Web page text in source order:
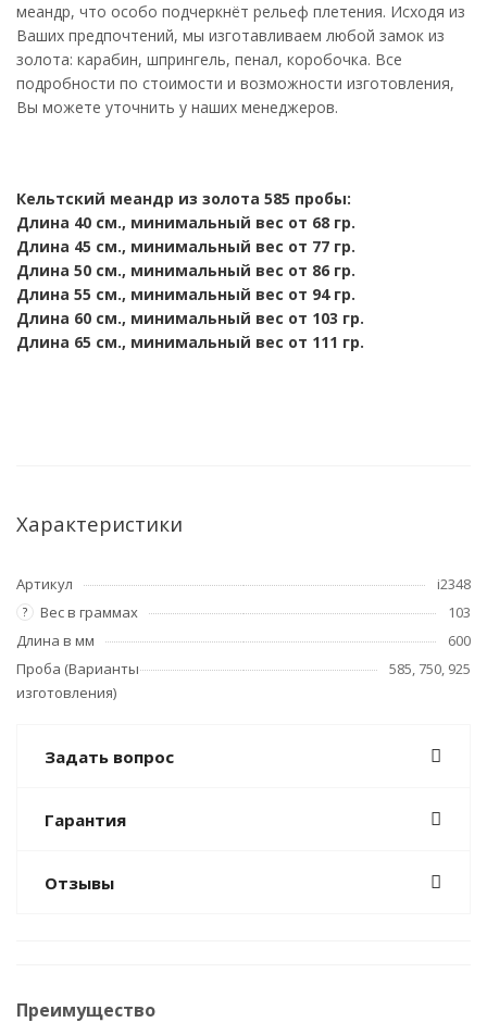
меандр, что особо подчеркнёт рельеф плетения. Исходя из
Ваших предпочтений, мы изготавливаем любой замок из
золота: карабин, шпрингель, пенал, коробочка. Все
подробности по стоимости и возможности изготовления,
Вы можете уточнить у наших менеджеров.
Кельтский меандр из золота 585 пробы:
Длина 40 см., минимальный вес от 68 гр.
Длина 45 см., минимальный вес от 77 гр.
Длина 50 см., минимальный вес от 86 гр.
Длина 55 см., минимальный вес от 94 гр.
Длина 60 см., минимальный вес от 103 гр.
Длина 65 см., минимальный вес от 111 гр.
Характеристики
Артикул i2348
? Вес в граммах
103
Длина в мм
600
Проба (Варианты
изготовления)
585, 750, 925
Задать вопрос
Гарантия
Отзывы
Преимущество